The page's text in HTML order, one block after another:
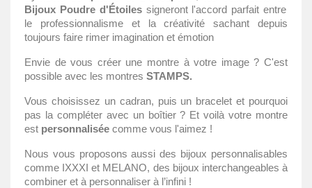
Bijoux Poudre d'Étoilessigneront l'accord parfait entre
le professionnalisme et la créativité sachant depuis
toujours faire rimer imagination et émotion
Envie de vous créer une montre à votre image ? C'est
possible avec les montres STAMPS.
Vous choisissez un cadran, puis un bracelet et pourquoi
pas la compléter avec un boîtier ? Et voilà votre montre
est personnalisée comme vous l'aimez !
Nous vous proposons aussi des bijoux personnalisables
comme IXXXI et MELANO, des bijoux interchangeables à
combiner et à personnaliser à l’infini !